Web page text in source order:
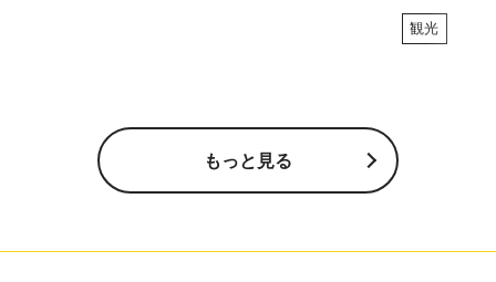
観光
もっと見る